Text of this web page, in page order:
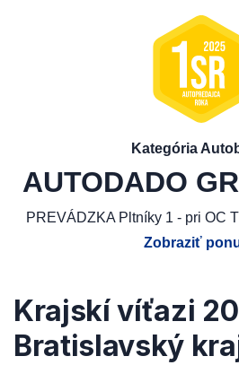
Kategória
AUTODADO
PREVÁDZKA Pltníky 1 - pri OC
Zobraziť
Krajskí víťazi
Bratislavský